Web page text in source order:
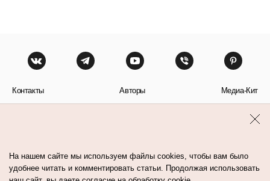
Контакты Авторы Медиа-Кит
На нашем сайте мы используем файлы cookies, чтобы вам было
удобнее читать и комментировать статьи. Продолжая использовать